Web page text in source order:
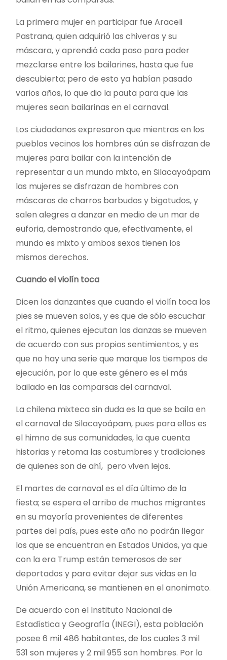
La primera mujer en participar fue Araceli
Pastrana, quien adquirió las chiveras y su
máscara, y aprendió cada paso para poder
mezclarse entre los bailarines, hasta que fue
descubierta; pero de esto ya habían pasado
varios años, lo que dio la pauta para que las
mujeres sean bailarinas en el carnaval.
Los ciudadanos expresaron que mientras en los
pueblos vecinos los hombres aún se disfrazan de
mujeres para bailar con la intención de
representar a un mundo mixto, en Silacayoápam
las mujeres se disfrazan de hombres con
máscaras de charros barbudos y bigotudos, y
salen alegres a danzar en medio de un mar de
euforia, demostrando que, efectivamente, el
mundo es mixto y ambos sexos tienen los
mismos derechos.
Cuando el violín toca
Dicen los danzantes que cuando el violín toca los
pies se mueven solos, y es que de sólo escuchar
el ritmo, quienes ejecutan las danzas se mueven
de acuerdo con sus propios sentimientos, y es
que no hay una serie que marque los tiempos de
ejecución, por lo que este género es el más
bailado en las comparsas del carnaval.
La chilena mixteca sin duda es la que se baila en
el carnaval de Silacayoápam, pues para ellos es
el himno de sus comunidades, la que cuenta
historias y retoma las costumbres y tradiciones
de quienes son de ahí, pero viven lejos.
El martes de carnaval es el día último de la
fiesta; se espera el arribo de muchos migrantes
en su mayoría provenientes de diferentes
partes del país, pues este año no podrán llegar
los que se encuentran en Estados Unidos, ya que
con la era Trump están temerosos de ser
deportados y para evitar dejar sus vidas en la
Unión Americana, se mantienen en el anonimato.
De acuerdo con el Instituto Nacional de
Estadística y Geografía (INEGI), esta población
posee 6 mil 486 habitantes, de los cuales 3 mil
531 son mujeres y 2 mil 955 son hombres. Por lo